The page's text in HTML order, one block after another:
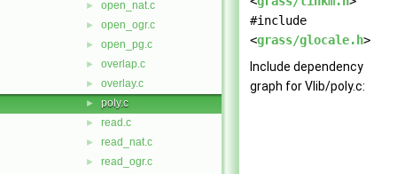
► open_nat.c
► open_ogr.c
► open_pg.c
► overlap.c
► overlay.c
► poly.c
► read.c
► read_nat.c
► read_ogr.c
#include
<grass/glocale.h>
Include dependency
graph for Vlib/poly.c: